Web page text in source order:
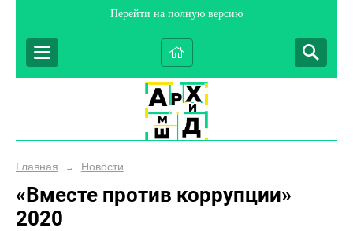
Перейти на полную версию
Главная → Новости
«Вместе против коррупции»
2020